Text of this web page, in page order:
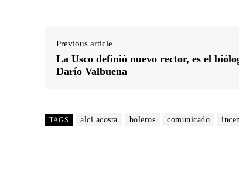
Previous article
La Usco definió nuevo rector, es el
Darío Valbuena
TAGS alci acosta boleros comunicado